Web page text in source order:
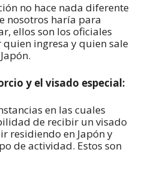
no hace nada diferente
nosotros haría para
ellos son los oficiales
ingresa y quien sale
y el visado especial:
en las cuales
de recibir un visado
residiendo en Japón y
de actividad. Estos son